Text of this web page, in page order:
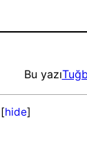
Bu yazı
[hide]